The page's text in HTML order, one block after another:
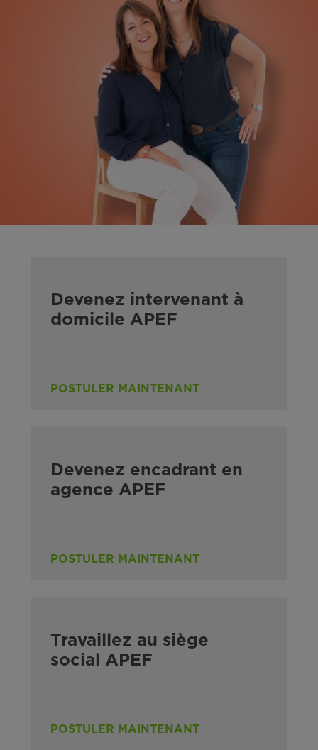
Devenez intervenant à
domicile APEF
POSTULER MAINTENANT
Devenez encadrant en
agence APEF
POSTULER MAINTENANT
Travaillez au siège
social APEF
POSTULER MAINTENANT